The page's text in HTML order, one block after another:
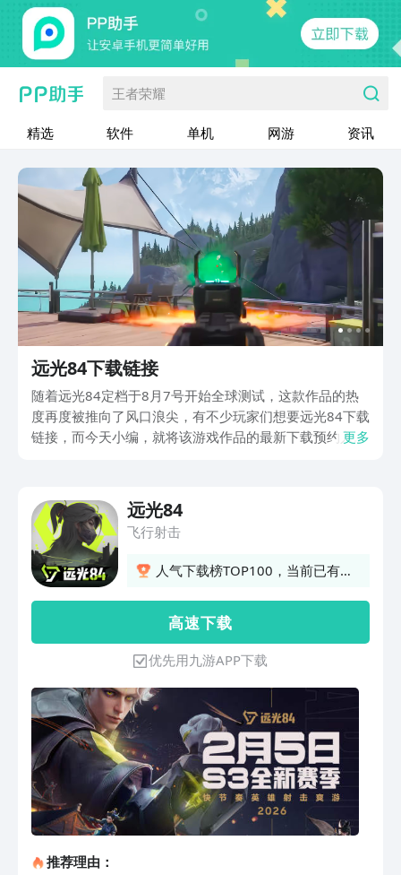
王者荣耀
精选 软件 单机 网游 资讯
远光84下载链接
随着远光84定档于8月7号开始全球测试，这款作品的热
度再度被推向了风口浪尖，有不少玩家们想要远光84下载
链接，而今天小编，就将该游戏作品的最新下载预约入
啦，动动手指点击起来吧。本期除了和大家分享作品的下
载链接外，还想和大家聊一聊该游戏的测评反馈，帮助更
多想入坑的玩家，做好先遣准备。
更多
远光84
飞行射击
人气下载榜TOP100，当前已有
高 速 下 载
优先用九游APP下载
推荐理由：